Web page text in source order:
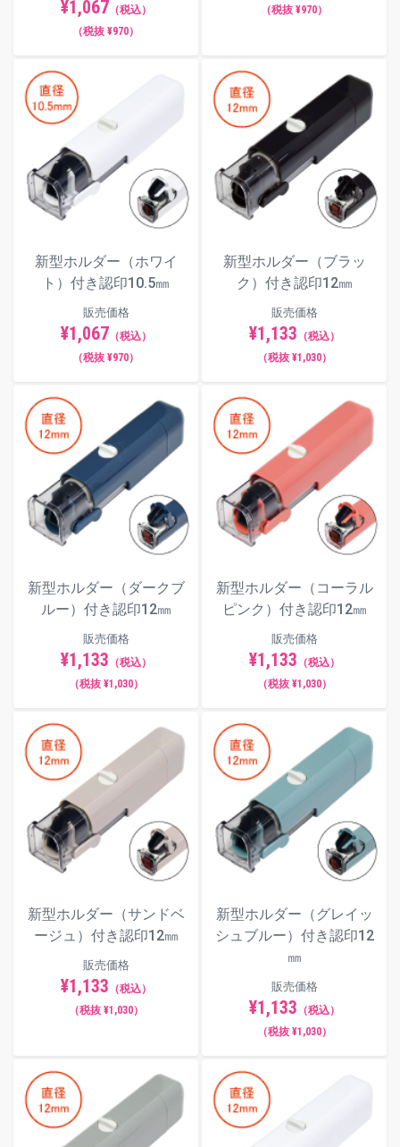
¥1,067 （税込）
（税抜 ¥970）
（税抜 ¥970）
新型ホルダー（ホワイ
ト）付き認印10.5㎜
販売価格
¥1,067 （税込）
（税抜 ¥970）
新型ホルダー（ブラッ
ク）付き認印12㎜
販売価格
¥1,133 （税込）
（税抜 ¥1,030）
新型ホルダー（ダークブ
ルー）付き認印12㎜
販売価格
¥1,133 （税込）
（税抜 ¥1,030）
新型ホルダー（コーラル
ピンク）付き認印12㎜
販売価格
¥1,133 （税込）
（税抜 ¥1,030）
新型ホルダー（サンドベ
ージュ）付き認印12㎜
販売価格
¥1,133 （税込）
（税抜 ¥1,030）
新型ホルダー（グレイッ
シュブルー）付き認印12
㎜
販売価格
¥1,133 （税込）
（税抜 ¥1,030）